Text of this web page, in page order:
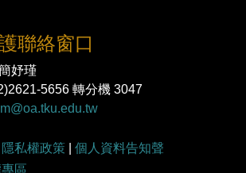
聯絡窗口
妤瑾
5656 轉分機 3047
隱私權政策
個人資料告知聲
區